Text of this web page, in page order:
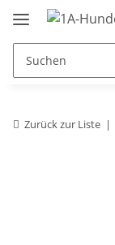
Zurück zur Liste